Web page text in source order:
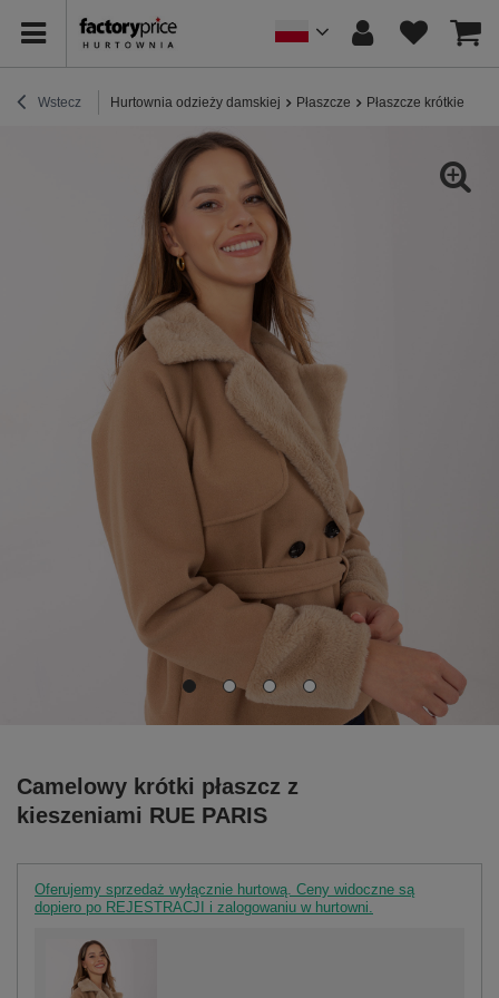
Wstecz Hurtownia odzieży damskiej Płaszcze Płaszcze krótkie
Camelowy krótki płaszcz z
kieszeniami RUE PARIS
Oferujemy sprzedaż wyłącznie hurtową. Ceny widoczne są
dopiero po REJESTRACJI i zalogowaniu w hurtowni.